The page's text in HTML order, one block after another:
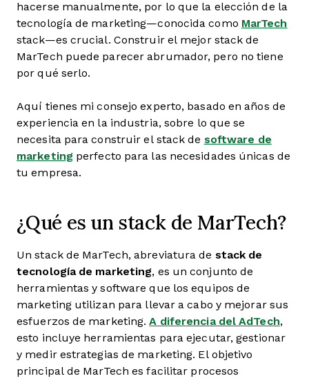
hacerse manualmente, por lo que la elección de la
tecnología de marketing—conocida como MarTech
stack—es crucial. Construir el mejor stack de
MarTech puede parecer abrumador, pero no tiene
por qué serlo.
Aquí tienes mi consejo experto, basado en años de
experiencia en la industria, sobre lo que se
necesita para construir el stack de software de
marketing perfecto para las necesidades únicas de
tu empresa.
¿Qué es un stack de MarTech?
Un stack de MarTech, abreviatura de stack de
tecnología de marketing, es un conjunto de
herramientas y software que los equipos de
marketing utilizan para llevar a cabo y mejorar sus
esfuerzos de marketing.A diferencia del AdTech,
esto incluye herramientas para ejecutar, gestionar
y medir estrategias de marketing. El objetivo
principal de MarTech es facilitar procesos